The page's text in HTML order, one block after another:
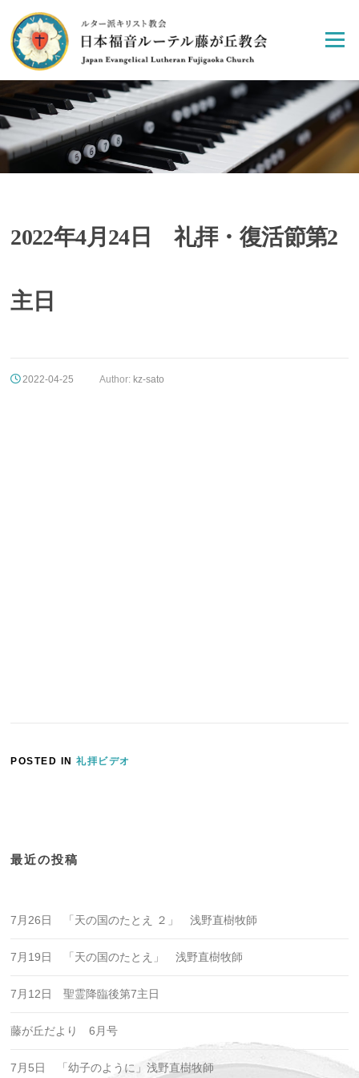
content
Menu
2022年4月24日 礼拝・復活節第2
主日
2022-04-25 Author: kz-sato
POSTED IN礼拝ビデオ
最近の投稿
7月26日 「天の国のたとえ ２」 浅野直樹牧師
7月19日 「天の国のたとえ」 浅野直樹牧師
7月12日 聖霊降臨後第7主日
藤が丘だより 6月号
7月5日 「幼子のように」浅野直樹牧師